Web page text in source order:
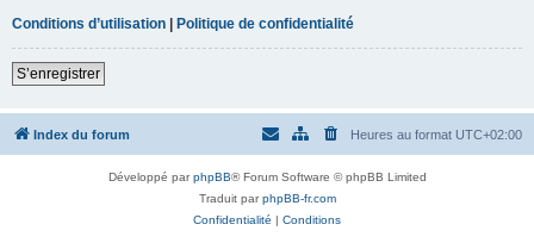
Conditions d’utilisation | Politique de confidentialité
S’enregistrer
Index du forum Heures au format UTC+02:00
Développé parphpBB® Forum Software © phpBB Limited
Traduit parphpBB-fr.com
Confidentialité | Conditions